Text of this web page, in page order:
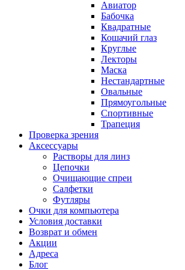
Авиатор
Бабочка
Квадратные
Кошачий глаз
Круглые
Лекторы
Маска
Нестандартные
Овальные
Прямоугольные
Спортивные
Трапеция
Проверка зрения
Аксессуары
Растворы для линз
Цепочки
Очищающие спреи
Салфетки
Футляры
Очки для компьютера
Условия доставки
Возврат и обмен
Акции
Адреса
Блог